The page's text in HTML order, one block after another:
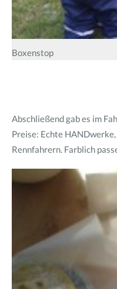
Boxenstop
Abschließend gab es im
Preise: Echte
Rennfahrern. Farblich